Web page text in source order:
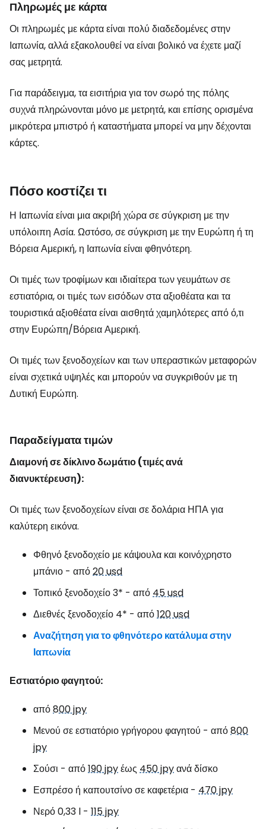
Πληρωμές με κάρτα
Οι πληρωμές με κάρτα είναι πολύ διαδεδομένες στην
Ιαπωνία, αλλά εξακολουθεί να είναι βολικό να έχετε μαζί
σας μετρητά.
Για παράδειγμα, τα εισιτήρια για τον σωρό της πόλης
συχνά πληρώνονται μόνο με μετρητά, και επίσης ορισμένα
μικρότερα μπιστρό ή καταστήματα μπορεί να μην δέχονται
κάρτες.
Πόσο κοστίζει τι
Η Ιαπωνία είναι μια ακριβή χώρα σε σύγκριση με την
υπόλοιπη Ασία. Ωστόσο, σε σύγκριση με την Ευρώπη ή τη
Βόρεια Αμερική, η Ιαπωνία είναι φθηνότερη.
Οι τιμές των τροφίμων και ιδιαίτερα των γευμάτων σε
εστιατόρια, οι τιμές των εισόδων στα αξιοθέατα και τα
τουριστικά αξιοθέατα είναι αισθητά χαμηλότερες από ό,τι
στην Ευρώπη/Βόρεια Αμερική.
Οι τιμές των ξενοδοχείων και των υπεραστικών μεταφορών
είναι σχετικά υψηλές και μπορούν να συγκριθούν με τη
Δυτική Ευρώπη.
Παραδείγματα τιμών
Διαμονή σε δίκλινο δωμάτιο (τιμές ανά
διανυκτέρευση):
Οι τιμές των ξενοδοχείων είναι σε δολάρια ΗΠΑ για
καλύτερη εικόνα.
Φθηνό ξενοδοχείο με κάψουλα και κοινόχρηστο
μπάνιο - από20 usd
Τοπικό ξενοδοχείο 3* - από45 usd
Διεθνές ξενοδοχείο 4* - από120 usd
Αναζήτηση για το φθηνότερο κατάλυμα στην
Ιαπωνία
Εστιατόριο φαγητού:
από800 jpy
Μενού σε εστιατόριο γρήγορου φαγητού - από800
jpy
Σούσι - από190 jpyέως 450 jpyανά δίσκο
Εσπρέσο ή καπουτσίνο σε καφετέρια - 470 jpy
Νερό 0,33 l - 115 jpy